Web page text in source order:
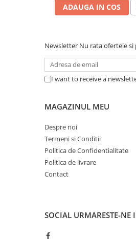
Caști & Microfoane
Căști Gaming & Consumer
Microfoane & Reportofoane
Display & signage
Ecrane Digital Signage
Proiectoare
Proiectoare Business
Proiectoare Consumer
Componente
Plăci de baza
ADAUGA IN COS
Newsletter Nu rata ofertele
I want to receive a
MAGAZINUL MEU
Despre noi
Termeni si Conditii
Politica de Confidentialitate
Politica de livrare
Contact
SOCIAL URMARESTE-